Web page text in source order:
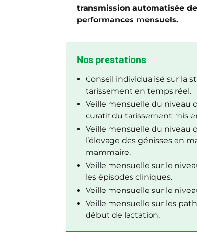
transmission automatisée
performances mensuels.
Nos prestations
Conseil individualisé sur la
tarissement en temps réel.
Veille mensuelle du niveau
curatif du tarissement mis
Veille mensuelle du niveau
l’élevage des génisses en
mammaire.
Veille mensuelle sur le
les épisodes cliniques.
Veille mensuelle sur le
Veille mensuelle sur les
début de lactation.